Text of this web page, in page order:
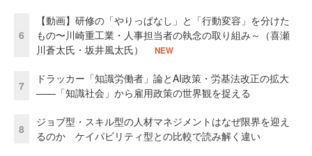
6
【動画】研修の「やりっぱなし」と「行動変容」を分けた
もの〜川崎重工業・人事担当者の執念の取り組み～（喜瀬
川蒼太氏・坂井風太氏）
NEW
7
ドラッカー「知識労働者」論とAI政策・労基法改正の拡大
——「知識社会」から雇用政策の世界観を捉える
8
ジョブ型・スキル型の人材マネジメントはなぜ限界を迎え
るのか ケイパビリティ型との比較で読み解く違い